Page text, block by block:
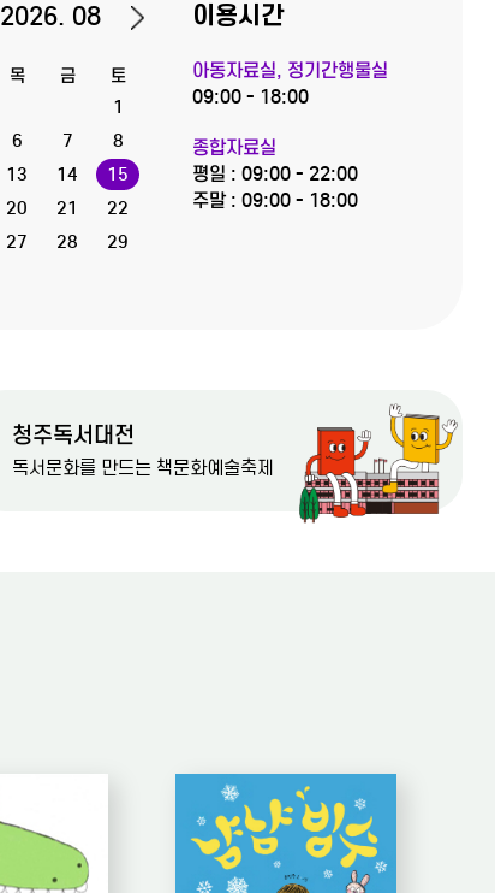
#태연한
#살아 있다는 건 다니카와 슌타로
#같이읽어요오늘도
2026. 08
목 금
토
1
6 7
8
13 14 휴관일
15
20 21
22
27 28
29
이용시간
아동자료실, 정기간행물실
09:00 - 18:00
종합자료실
평일 : 09:00 - 22:00
주말 : 09:00 - 18:00
청주독서대전
독서문화를 만드는 책문화예술축제